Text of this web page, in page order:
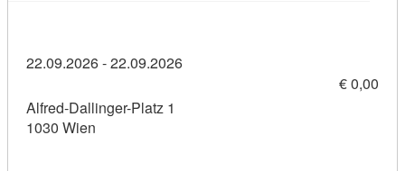
22.09.2026 - 22.09.2026
€ 0,00
Alfred-Dallinger-Platz 1
1030 Wien